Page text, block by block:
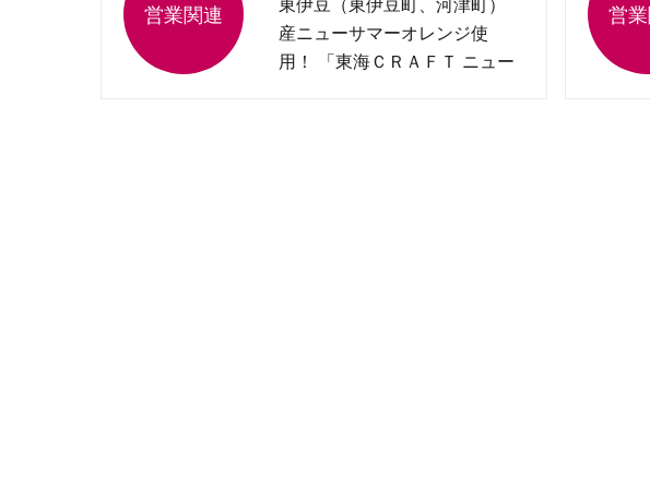
東伊豆（東伊豆町、河津町）
産ニューサマーオレンジ使
用！ 「東海ＣＲＡＦＴ ニュー